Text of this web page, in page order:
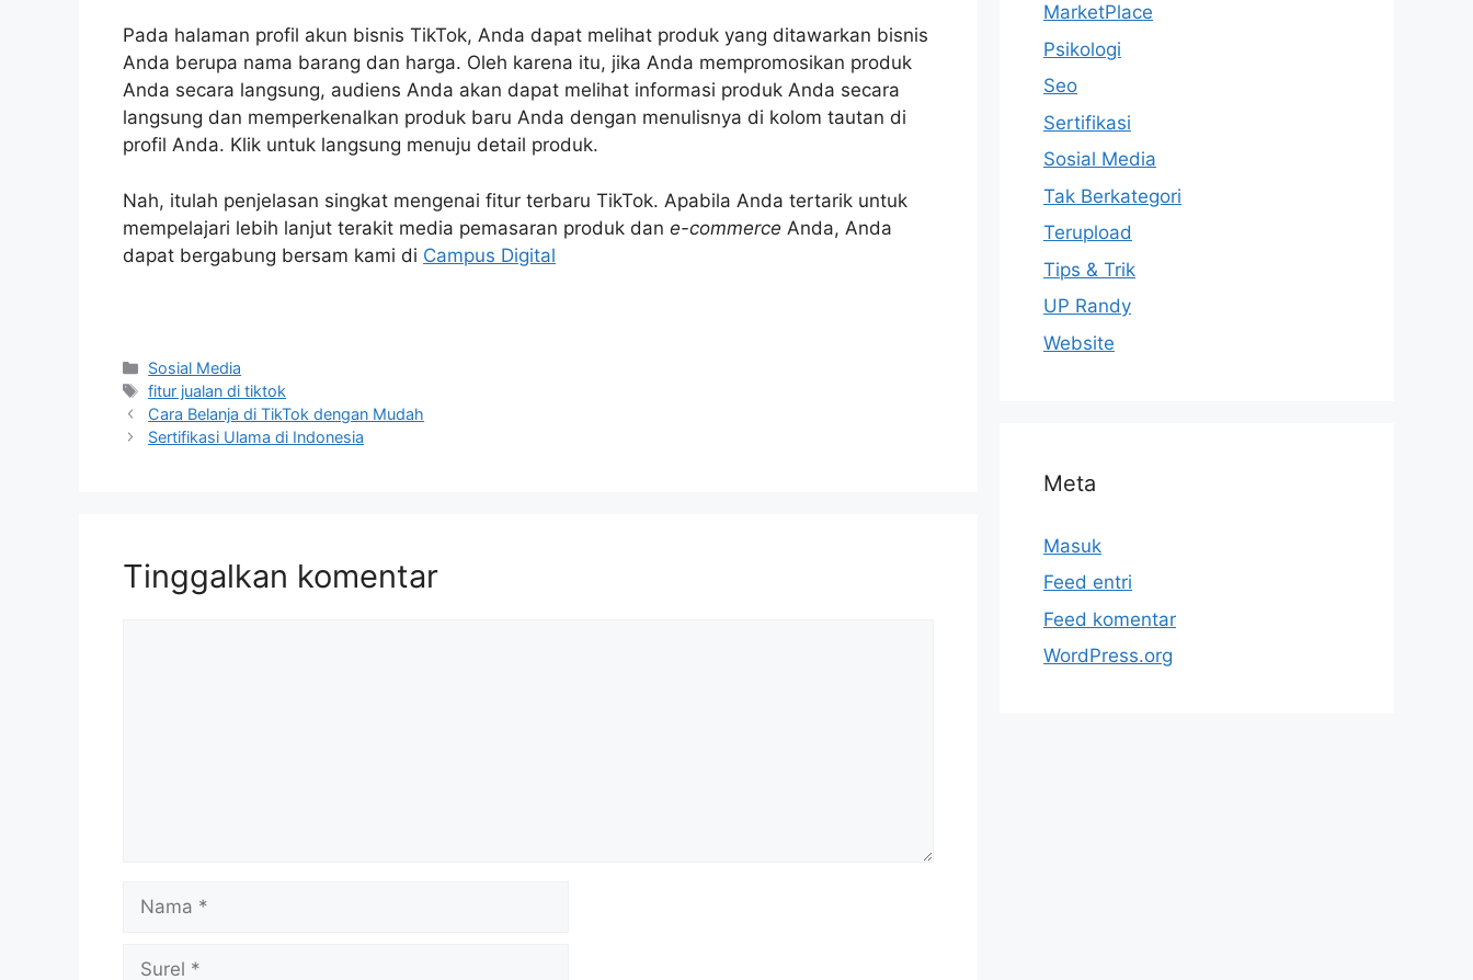
Pada halaman profil akun bisnis TikTok, Anda dapat melihat produk yang ditawarkan bisnis
Anda berupa nama barang dan harga. Oleh karena itu, jika Anda mempromosikan produk
Anda secara langsung, audiens Anda akan dapat melihat informasi produk Anda secara
langsung dan memperkenalkan produk baru Anda dengan menulisnya di kolom tautan di
profil Anda. Klik untuk langsung menuju detail produk.
Nah, itulah penjelasan singkat mengenai fitur terbaru TikTok. Apabila Anda tertarik untuk
mempelajari lebih lanjut terakit media pemasaran produk dan e-commerce Anda, Anda
dapat bergabung bersam kami di Campus Digital
Kategori
Sosial Media
Tag
fitur jualan di tiktok
Cara Belanja di TikTok dengan Mudah
Sertifikasi Ulama di Indonesia
Tinggalkan komentar
Nama
Surel
MarketPlace
Psikologi
Seo
Sertifikasi
Sosial Media
Tak Berkategori
Terupload
Tips & Trik
UP Randy
Website
Meta
Masuk
Feed entri
Feed komentar
WordPress.org